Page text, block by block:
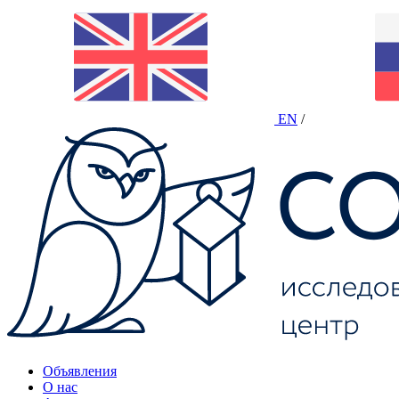
EN /
Объявления
О нас